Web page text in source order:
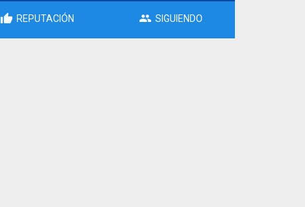
REPUTACIÓN SIGUIENDO